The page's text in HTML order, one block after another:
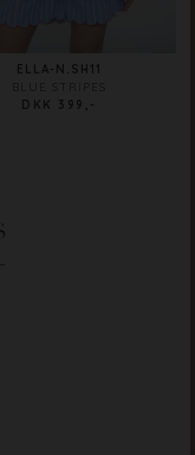
ELLA-N.SH11
BLUE STRIPES
DKK 399,-